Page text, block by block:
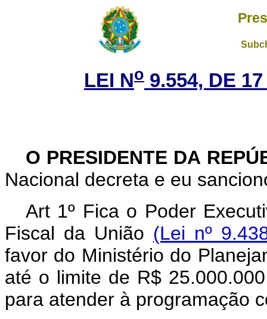
LEI No 9.554, DE
O PRESIDENTE DA
Nacional decreta e eu
Art 1º Fica o Poder
Fiscal da União (Lei nº
favor do Ministério do
até o limite de R$
para atender à programação